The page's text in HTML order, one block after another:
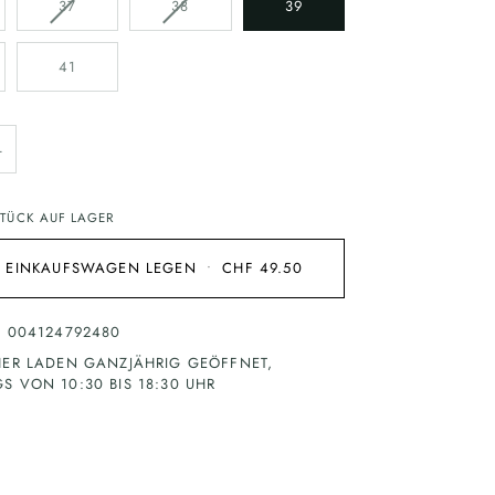
37
VARIANTE
AUSVERKAUFT
ODER
NICHT
VERFÜGBAR
38VARIANTE
AUSVERKAUFT
39
41
AUF LAGER
LEGEN • CHF 49.50
004124792480
LADEN GANZJÄHRIG GEÖFFNET,
VON 10:30 BIS 18:30 UHR